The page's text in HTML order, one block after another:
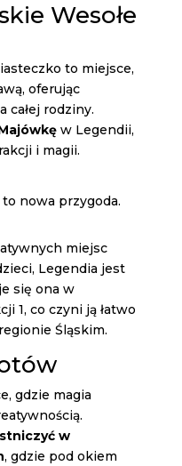
Wesołe
to miejsce,
oferując
całej rodziny.
w Legendii,
i magii.
nowa przygoda.
miejsc
Legendia jest
się ona w
1, co czyni ją łatwo
Śląskim.
gdzie magia
w
, gdzie pod okiem